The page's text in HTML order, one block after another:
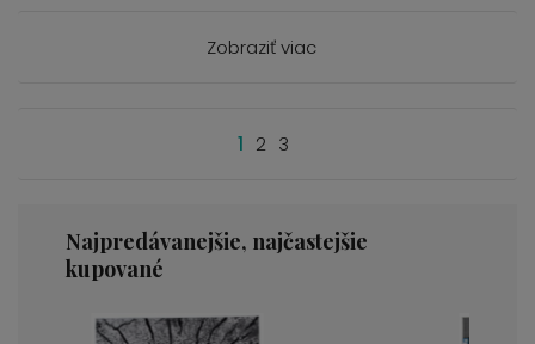
Zobraziť viac
1 2 3
Najpredávanejšie, najčastejšie
kupované